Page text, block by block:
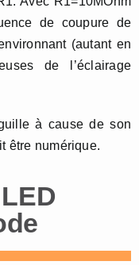
de coupure de
(autant en
de l’éclairage
à cause de son
être numérique.